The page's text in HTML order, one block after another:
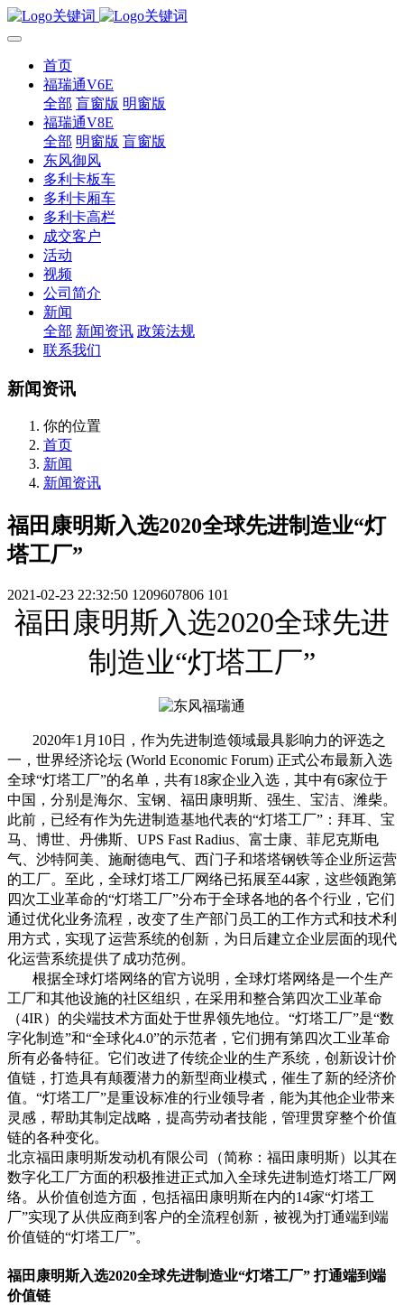
首页
福瑞通V6E
全部 盲窗版 明窗版
福瑞通V8E
全部 明窗版 盲窗版
东风御风
多利卡板车
多利卡厢车
多利卡高栏
成交客户
活动
视频
公司简介
新闻
全部 新闻资讯 政策法规
联系我们
新闻资讯
你的位置
首页
新闻
新闻资讯
福田康明斯入选2020全球先进制造业“灯
塔工厂”
2021-02-23 22:32:50 1209607806 101
福田康明斯入选2020全球先进
制造业“灯塔工厂”
2020年1月10日，作为先进制造领域最具影响力的评选之
一，世界经济论坛 (World Economic Forum) 正式公布最新入选
全球“灯塔工厂”的名单，共有18家企业入选，其中有6家位于
中国，分别是海尔、宝钢、福田康明斯、强生、宝洁、潍柴。
此前，已经有作为先进制造基地代表的“灯塔工厂”：拜耳、宝
马、博世、丹佛斯、UPS Fast Radius、富士康、菲尼克斯电
气、沙特阿美、施耐德电气、西门子和塔塔钢铁等企业所运营
的工厂。至此，全球灯塔工厂网络已拓展至44家，这些领跑第
四次工业革命的“灯塔工厂”分布于全球各地的各个行业，它们
通过优化业务流程，改变了生产部门员工的工作方式和技术利
用方式，实现了运营系统的创新，为日后建立企业层面的现代
化运营系统提供了成功范例。
根据全球灯塔网络的官方说明，全球灯塔网络是一个生产
工厂和其他设施的社区组织，在采用和整合第四次工业革命
（4IR ）的尖端技术方面处于世界领先地位。“灯塔工厂”是“数
字化制造”和“全球化4.0”的示范者，它们拥有第四次工业革命
所有必备特征。它们改进了传统企业的生产系统，创新设计价
值链，打造具有颠覆潜力的新型商业模式，催生了新的经济价
值。“灯塔工厂”是重设标准的行业领导者，能为其他企业带来
灵感，帮助其制定战略，提高劳动者技能，管理贯穿整个价值
链的各种变化。
北京福田康明斯发动机有限公司（简称：福田康明斯）以其在
数字化工厂方面的积极推进正式加入全球先进制造灯塔工厂网
络。从价值创造方面，包括福田康明斯在内的14家“灯塔工
厂”实现了从供应商到客户的全流程创新，被视为打通端到端
价值链的“灯塔工厂”。
福田康明斯入选2020全球先进制造业“灯塔工厂” 打通端到端
价值链